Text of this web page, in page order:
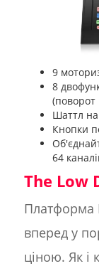
9
8
(поворот
Шаттл на
Кнопки
64
The Low
Платформа
вперед у
ціною. Як і